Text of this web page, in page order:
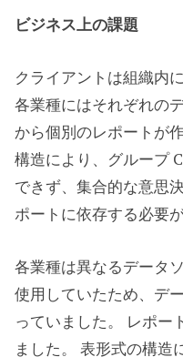
ビジネス上の課題
クライアントは組織内
各業種にはそれぞれの
から個別のレポートが
構造により、グループ
できず、集合的な意思
ポートに依存する必要
各業種は異なるデータ
使用していたため、デ
っていました。 レポー
ました。 表形式の構造